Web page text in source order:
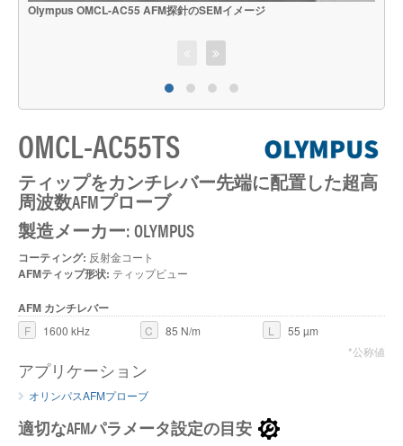
Olympus OMCL-AC55 AFM探針のSEMイメージ
OMCL-AC55TS
ティップをカンチレバー先端に配置した超高
周波数AFMプローブ
製造メーカー: OLYMPUS
コーティング: 反射金コート
AFMティップ形状: ティップビュー
AFM カンチレバー
F 1600 kHz C 85 N/m L
55 µm
*公称値
アプリケーション
オリンパスAFMプローブ
適切なAFMパラメータ設定の目安